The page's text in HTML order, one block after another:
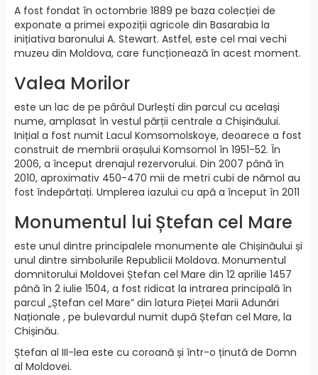
A fost fondat în octombrie 1889 pe baza colecției de
exponate a primei expoziții agricole din Basarabia la
inițiativa baronului A. Stewart. Astfel, este cel mai vechi
muzeu din Moldova, care funcționează în acest moment.
Valea Morilor
este un lac de pe pârâul Durlești din parcul cu același
nume, amplasat în vestul părții centrale a Chișinăului.
Inițial a fost numit Lacul Komsomolskoye, deoarece a fost
construit de membrii orașului Komsomol în 1951-52. În
2006, a început drenajul rezervorului. Din 2007 până în
2010, aproximativ 450-470 mii de metri cubi de nămol au
fost îndepărtați. Umplerea iazului cu apă a început în 2011
Monumentul lui Ștefan cel Mare
este unul dintre principalele monumente ale Chișinăului și
unul dintre simbolurile Republicii Moldova. Monumentul
domnitorului Moldovei Ștefan cel Mare din 12 aprilie 1457
până în 2 iulie 1504, a fost ridicat la intrarea principală în
parcul „Ștefan cel Mare” din latura Pieței Marii Adunări
Naționale , pe bulevardul numit după Ștefan cel Mare, la
Chișinău.
Ștefan al III-lea este cu coroană și într-o ținută de Domn
al Moldovei.